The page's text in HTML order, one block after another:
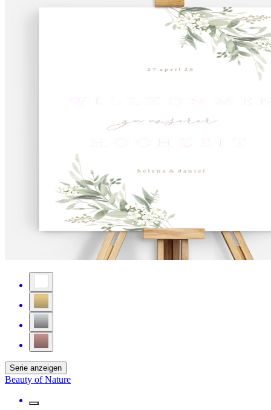
Serie anzeigen
Beauty of Nature